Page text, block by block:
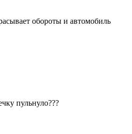
обороты и автомобиль
пульнуло???